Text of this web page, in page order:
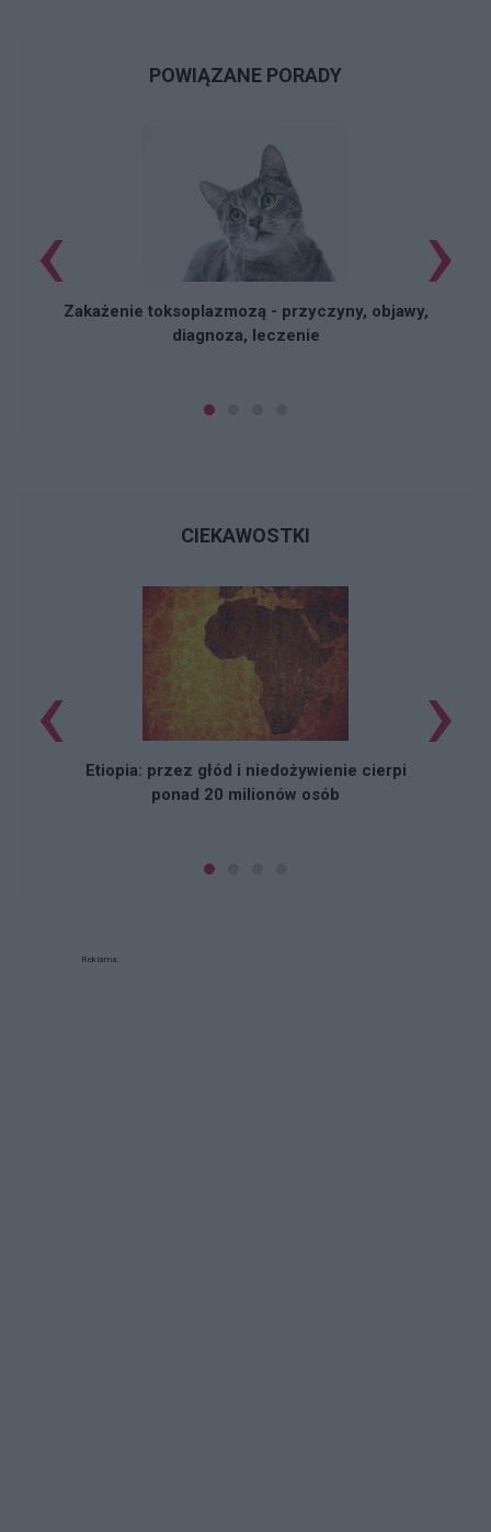
POWIĄZANE PORADY
Zakażenie toksoplazmozą - przyczyny, objawy,
diagnoza, leczenie
‹ ›
CIEKAWOSTKI
Etiopia: przez głód i niedożywienie cierpi
ponad 20 milionów osób
‹ ›
Reklama: